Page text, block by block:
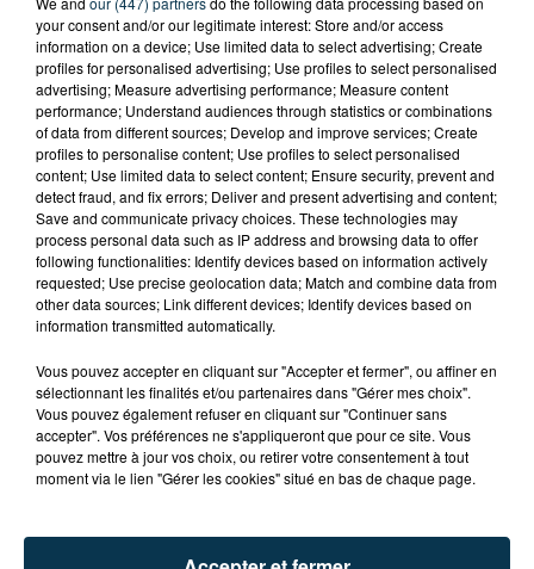
Tarif Payant
Le Comité des Fêtes de Salt-en-Donzy vous convie à
sa Fête Patronale du 12 au 14 juillet !
Au programme :
Vendredi : Concours de pétanque à partir de
18H30.
Samedi : Distribution des brioches, puis retraite
aux flambeaux à 21H et enfin, Bal des Jeunes à
partir de 23H
gratuitement) à partir de 20H, final avec un feu
your consent and/or our legitimate interest: Store and/or access
information on a device; Use limited data to select advertising; Create
profiles for personalised advertising; Use profiles to select personalised
advertising; Measure advertising performance; Measure content
performance; Understand audiences through statistics or combinations
of data from different sources; Develop and improve services; Create
profiles to personalise content; Use profiles to select personalised
content; Use limited data to select content; Ensure security, prevent and
detect fraud, and fix errors; Deliver and present advertising and content;
Save and communicate privacy choices. These technologies may
process personal data such as IP address and browsing data to offer
following functionalities: Identify devices based on information actively
requested; Use precise geolocation data; Match and combine data from
other data sources; Link different devices; Identify devices based on
information transmitted automatically.
Vous pouvez accepter en cliquant sur "Accepter et fermer", ou affiner en
sélectionnant les finalités et/ou partenaires dans "Gérer mes choix".
Vous pouvez également refuser en cliquant sur "Continuer sans
accepter". Vos préférences ne s'appliqueront que pour ce site. Vous
pouvez mettre à jour vos choix, ou retirer votre consentement à tout
moment via le lien "Gérer les cookies" situé en bas de chaque page.